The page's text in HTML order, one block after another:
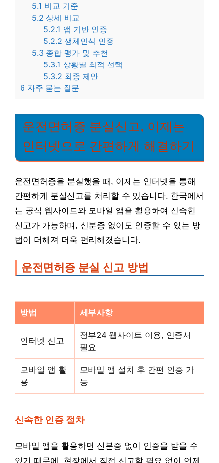
5.1 비교 기준
5.2 상세 비교
5.2.1 앱 기반 인증
5.2.2 생체인식 인증
5.3 종합 평가 및 추천
5.3.1 상황별 최적 선택
5.3.2 최종 제안
6 자주 묻는 질문
운전면허증 분실신고, 이제는
인터넷으로 간편하게 해결하기
운전면허증을 분실했을 때, 이제는 인터넷을 통해
간편하게 분실신고를 처리할 수 있습니다. 한국에서
는 공식 웹사이트와 모바일 앱을 활용하여 신속한
신고가 가능하며, 신분증 없이도 인증할 수 있는 방
법이 더해져 더욱 편리해졌습니다.
운전면허증 분실 신고 방법
방법 세부사항
인터넷 신고
정부24 웹사이트 이용, 인증서
필요
모바일 앱 활
용
모바일 앱 설치 후 간편 인증 가
능
신속한 인증 절차
모바일 앱을 활용하면 신분증 없이 인증을 받을 수
있기 때문에, 현장에서 직접 신고할 필요 없이 언제